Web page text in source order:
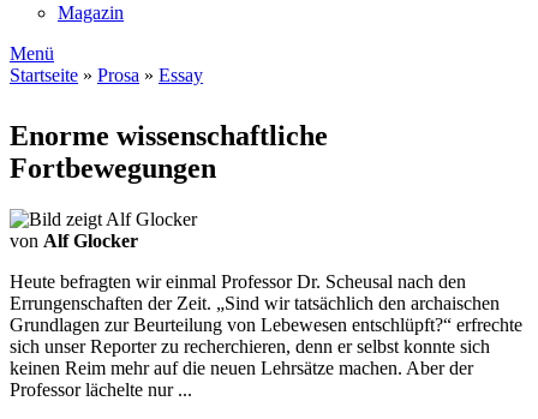
Magazin
Menü
Startseite » Prosa » Essay
Enorme wissenschaftliche
Fortbewegungen
von Alf Glocker
Heute befragten wir einmal Professor Dr. Scheusal nach den
Errungenschaften der Zeit. „Sind wir tatsächlich den archaischen
Grundlagen zur Beurteilung von Lebewesen entschlüpft?“ erfrechte
sich unser Reporter zu recherchieren, denn er selbst konnte sich
keinen Reim mehr auf die neuen Lehrsätze machen. Aber der
Professor lächelte nur ...